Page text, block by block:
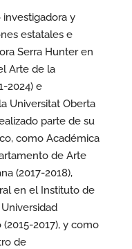
investigadora y
estatales e
Serra Hunter en
Arte de la
2024) e
Universitat Oberta
parte de su
como Académica
de Arte
(2017-2018),
en el Instituto de
2017), y como
de